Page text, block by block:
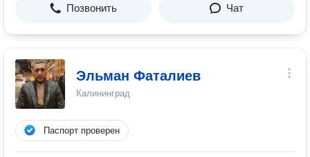
Позвонить Чат
Эльман Фаталиев
Калининград
Паспорт проверен